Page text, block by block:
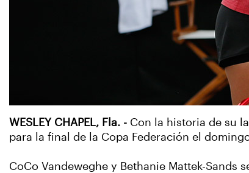
WESLEY CHAPEL, Fla. - Con la historia de su
para la final de la Copa Federación el
CoCo Vandeweghe y Bethanie Mattek-Sands